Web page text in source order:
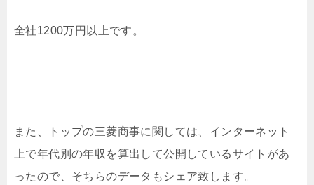
全社1200万円以上です。
また、トップの三菱商事に関しては、インターネット
上で年代別の年収を算出して公開しているサイトがあ
ったので、そちらのデータもシェア致します。